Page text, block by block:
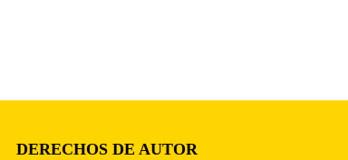
DERECHOS DE AUTOR